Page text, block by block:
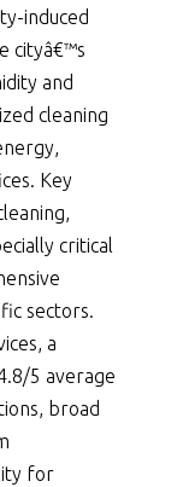
induced
cityâ€™s
and
cleaning
Key
critical
sectors.
a
5 average
broad
for